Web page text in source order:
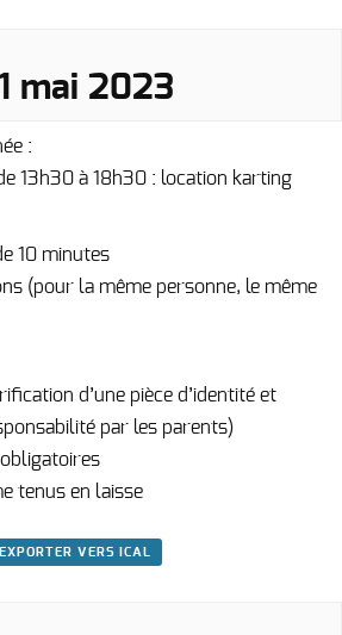
mai 2023
:
13h30 à 18h30 : location karting
10 minutes
(pour la même personne, le même
d’une pièce d’identité et
par les parents)
tenus en laisse
VERS ICAL